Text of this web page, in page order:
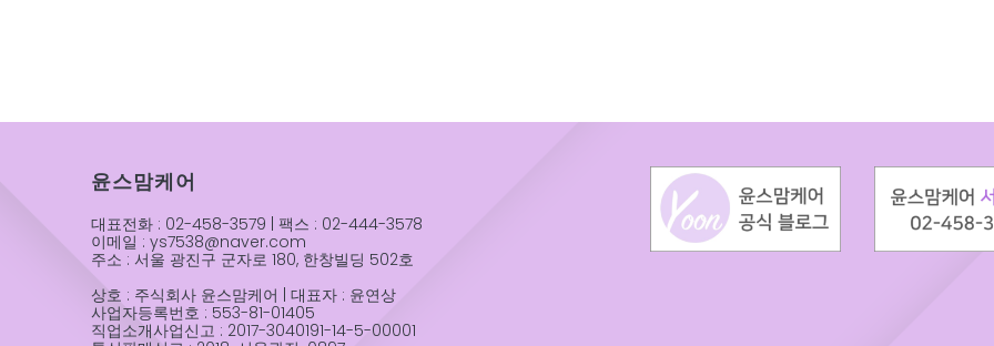
윤스맘케어
대표전화 : 02-458-3579 | 팩스 : 02-444-3578
이메일 : ys7538@naver.com
주소 : 서울 광진구 군자로 180, 한창빌딩 502호
상호 : 주식회사 윤스맘케어 | 대표자 : 윤연상
사업자등록번호 : 553-81-01405
직업소개사업신고 : 2017-3040191-14-5-00001